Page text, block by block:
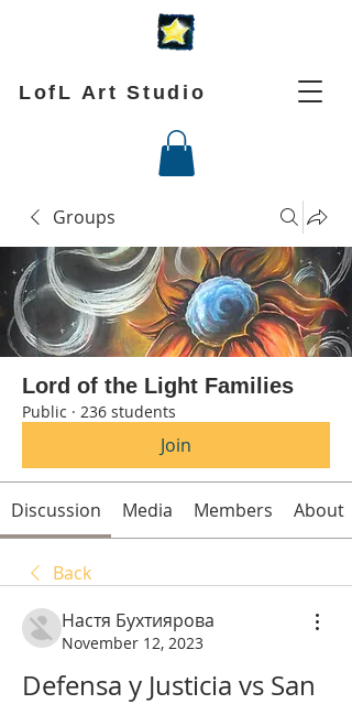
LofL Art Studio
Groups
Lord of the Light Families
Public · 236 students
Join
Discussion Media Members About
Back
Настя Бухтиярова
November 12, 2023
Defensa y Justicia vs San